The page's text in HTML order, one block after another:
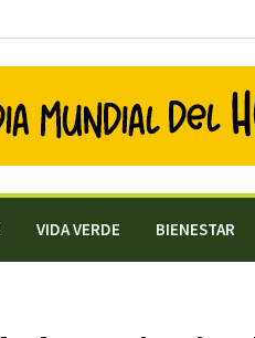
VIDA VERDE BIENESTAR